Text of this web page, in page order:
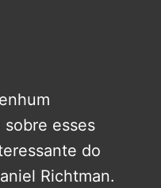
esses
do
Richtman.